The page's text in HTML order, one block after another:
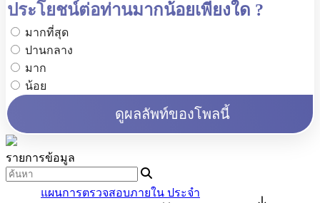
ประโยชน์ต่อท่านมากน้อยเพียงใด ?
มากที่สุด
ปานกลาง
มาก
น้อย
ดูผลลัพท์ของโพลนี้
รายการข้อมูล
แผนการตรวจสอบภายใน ประจำ